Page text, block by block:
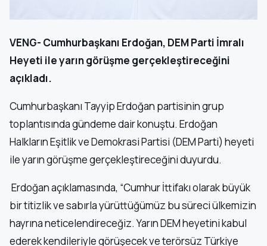
VENG- Cumhurbaşkanı Erdoğan, DEM Parti İmralı
Heyeti ile yarın görüşme gerçekleştireceğini
açıkladı.
Cumhurbaşkanı Tayyip Erdoğan partisinin grup
toplantısında gündeme dair konuştu. Erdoğan
Halkların Eşitlik ve Demokrasi Partisi (DEM Parti) heyeti
ile yarın görüşme gerçekleştireceğini duyurdu.
Erdoğan açıklamasında, “Cumhur İttifakı olarak büyük
bir titizlik ve sabırla yürüttüğümüz bu süreci ülkemizin
hayrına neticelendireceğiz. Yarın DEM heyetini kabul
ederek kendileriyle görüşecek ve terörsüz Türkiye